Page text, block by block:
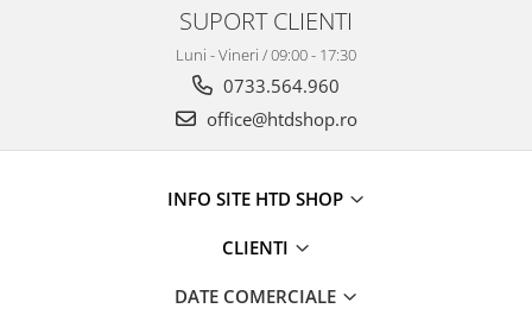
SUPORT CLIENTI
Luni - Vineri / 09:00 - 17:30
0733.564.960
office@htdshop.ro
INFO SITE HTD SHOP
CLIENTI
DATE COMERCIALE